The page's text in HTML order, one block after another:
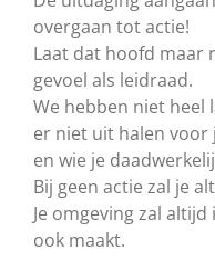
overgaan tot actie!
Laat dat hoofd maar
gevoel als leidraad.
We hebben niet heel
er niet uit halen
en wie je
Bij geen actie zal je
Je omgeving zal
ook maakt.